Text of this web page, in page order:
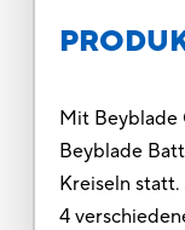
Mit Beyblade
Beyblade
Kreiseln
4